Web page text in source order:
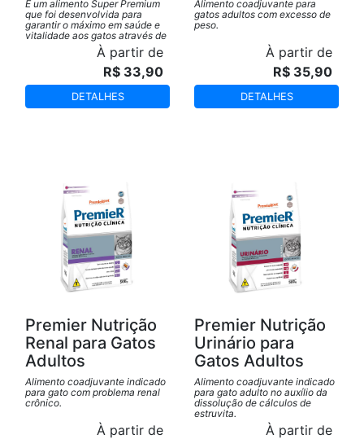
É um alimento Super Premium
que foi desenvolvida para
garantir o máximo em saúde e
vitalidade aos gatos através de
cuidados nutricionais
específicos pós castração.
À partir de
R$ 33,90
DETALHES
Alimento coadjuvante para
gatos adultos com excesso de
peso.
À partir de
R$ 35,90
DETALHES
Premier Nutrição
Renal para Gatos
Adultos
Alimento coadjuvante indicado
para gato com problema renal
crônico.
À partir de
Premier Nutrição
Urinário para
Gatos Adultos
Alimento coadjuvante indicado
para gato adulto no auxílio da
dissolução de cálculos de
estruvita.
À partir de